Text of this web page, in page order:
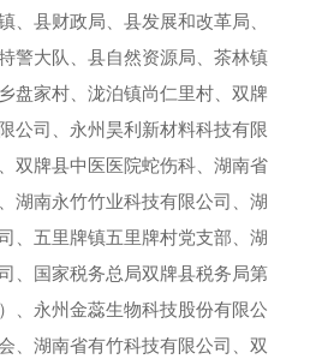
、县财政局、县发展和改革局、
警大队、县自然资源局、茶林镇
盘家村、泷泊镇尚仁里村、双牌
公司、永州昊利新材料科技有限
双牌县中医医院蛇伤科、湖南省
湖南永竹竹业科技有限公司、湖
、五里牌镇五里牌村党支部、湖
、国家税务总局双牌县税务局第
、永州金蕊生物科技股份有限公
、湖南省有竹科技有限公司、双